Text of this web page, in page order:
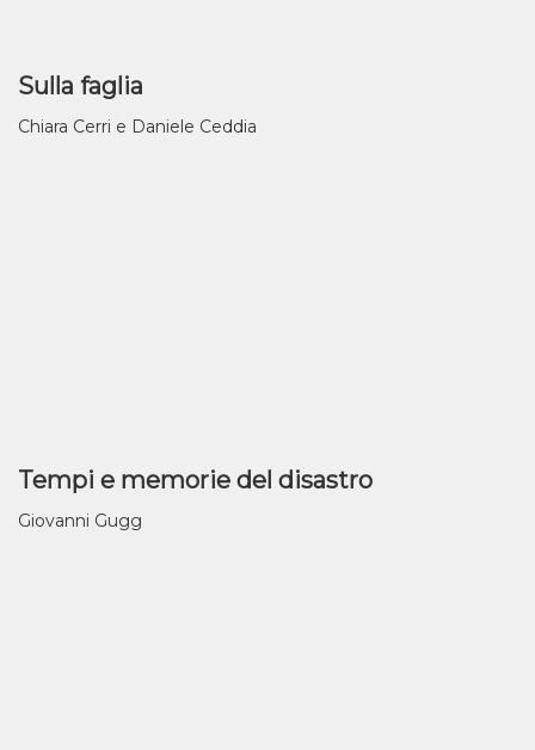
Sulla faglia
Chiara Cerri e Daniele Ceddia
Tempi e memorie del disastro
Giovanni Gugg